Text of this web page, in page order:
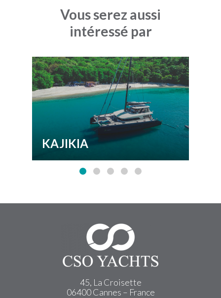
Vous serez aussi
intéressé par
KAJIKIA
45, La Croisette
06400 Cannes – France